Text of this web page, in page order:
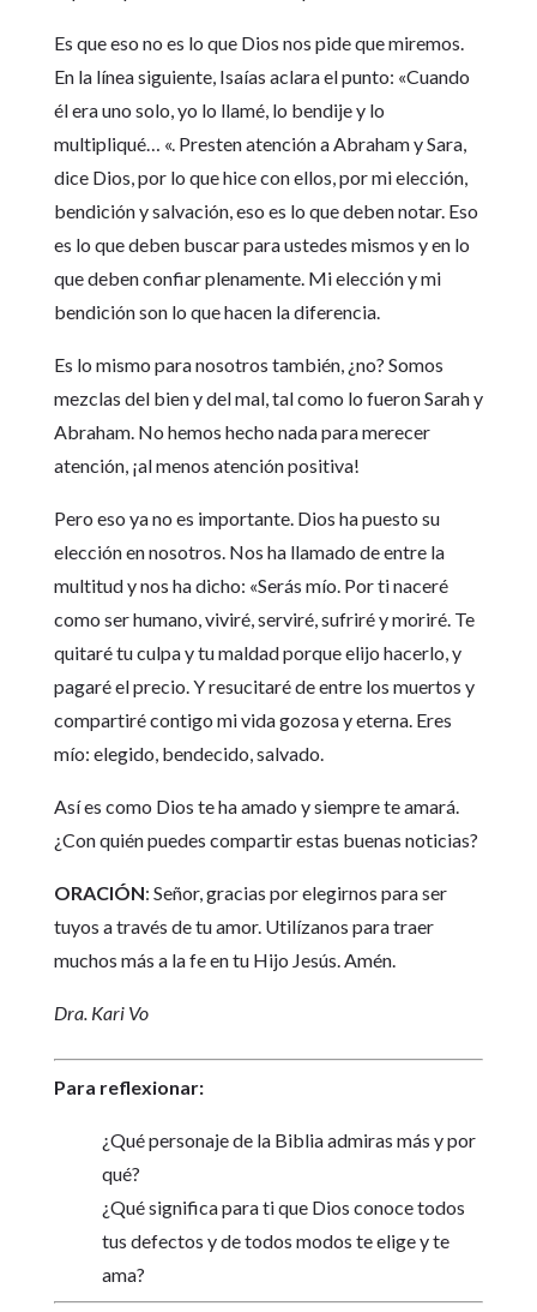
Es que eso no es lo que Dios nos pide que miremos.
En la línea siguiente, Isaías aclara el punto: «Cuando
él era uno solo, yo lo llamé, lo bendije y lo
multipliqué… «. Presten atención a Abraham y Sara,
dice Dios, por lo que hice con ellos, por mi elección,
bendición y salvación, eso es lo que deben notar. Eso
es lo que deben buscar para ustedes mismos y en lo
que deben confiar plenamente. Mi elección y mi
bendición son lo que hacen la diferencia.
Es lo mismo para nosotros también, ¿no? Somos
mezclas del bien y del mal, tal como lo fueron Sarah y
Abraham. No hemos hecho nada para merecer
atención, ¡al menos atención positiva!
Pero eso ya no es importante. Dios ha puesto su
elección en nosotros. Nos ha llamado de entre la
multitud y nos ha dicho: «Serás mío. Por ti naceré
como ser humano, viviré, serviré, sufriré y moriré. Te
quitaré tu culpa y tu maldad porque elijo hacerlo, y
pagaré el precio. Y resucitaré de entre los muertos y
compartiré contigo mi vida gozosa y eterna. Eres
mío: elegido, bendecido, salvado.
Así es como Dios te ha amado y siempre te amará.
¿Con quién puedes compartir estas buenas noticias?
ORACIÓN: Señor, gracias por elegirnos para ser
tuyos a través de tu amor. Utilízanos para traer
muchos más a la fe en tu Hijo Jesús. Amén.
Dra. Kari Vo
Para reflexionar:
¿Qué personaje de la Biblia admiras más y por
qué?
¿Qué significa para ti que Dios conoce todos
tus defectos y de todos modos te elige y te
ama?